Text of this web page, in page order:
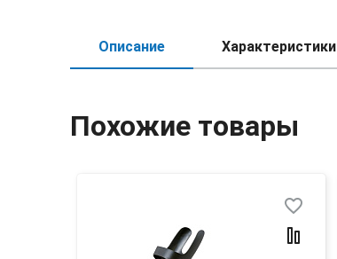
Описание Характеристики
Похожие товары
favorite_border